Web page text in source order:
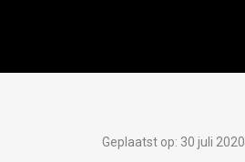
Geplaatst op: 30 juli 2020